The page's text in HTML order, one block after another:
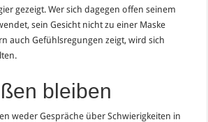
gezeigt. Wer sich dagegen offen seinem
sein Gesicht nicht zu einer Maske
auch Gefühlsregungen zeigt, wird sich
bleiben
weder Gespräche über Schwierigkeiten in